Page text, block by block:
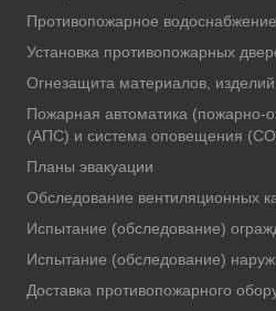
Противопожарное водоснабжение
Установка противопожарных
Огнезащита материалов,
Пожарная автоматика (пожарно-
(АПС) и система оповещения
Планы эвакуации
Обследование вентиляционных
Испытание (обследование)
Испытание (обследование)
Доставка противопожарного